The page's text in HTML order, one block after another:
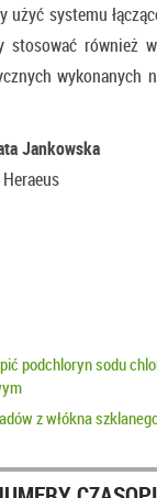
użyć systemu
stosować również
wykonanych
Jankowska
podchloryn sodu
z włókna